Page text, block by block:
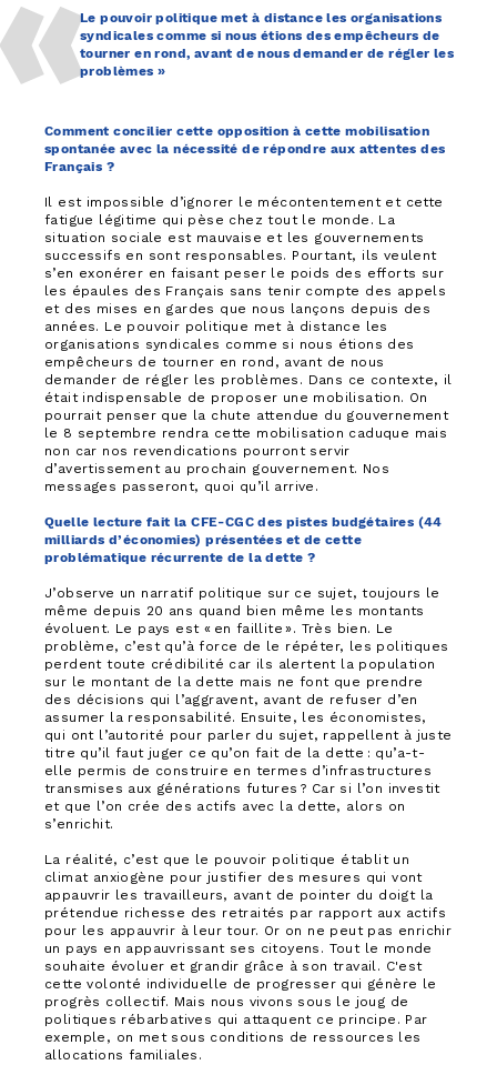
Le pouvoir politique met à distance les organisations
syndicales comme si nous étions des empêcheurs de
tourner en rond, avant de nous demander de régler les
problèmes »
Comment concilier cette opposition à cette mobilisation
spontanée avec la nécessité de répondre aux attentes des
Français ?
Il est impossible d’ignorer le mécontentement et cette
fatigue légitime qui pèse chez tout le monde. La
situation sociale est mauvaise et les gouvernements
successifs en sont responsables. Pourtant, ils veulent
s’en exonérer en faisant peser le poids des efforts sur
les épaules des Français sans tenir compte des appels
et des mises en gardes que nous lançons depuis des
années. Le pouvoir politique met à distance les
organisations syndicales comme si nous étions des
empêcheurs de tourner en rond, avant de nous
demander de régler les problèmes. Dans ce contexte, il
était indispensable de proposer une mobilisation. On
pourrait penser que la chute attendue du gouvernement
le 8 septembre rendra cette mobilisation caduque mais
non car nos revendications pourront servir
d’avertissement au prochain gouvernement. Nos
messages passeront, quoi qu’il arrive.
Quelle lecture fait la CFE-CGC des pistes budgétaires (44
milliards d’économies) présentées et de cette
problématique récurrente de la dette ?
J’observe un narratif politique sur ce sujet, toujours le
même depuis 20 ans quand bien même les montants
évoluent. Le pays est « en faillite ». Très bien. Le
problème, c’est qu’à force de le répéter, les politiques
perdent toute crédibilité car ils alertent la population
sur le montant de la dette mais ne font que prendre
des décisions qui l’aggravent, avant de refuser d’en
assumer la responsabilité. Ensuite, les économistes,
qui ont l’autorité pour parler du sujet, rappellent à juste
titre qu’il faut juger ce qu’on fait de la dette : qu’a-t-
elle permis de construire en termes d’infrastructures
transmises aux générations futures ? Car si l’on investit
et que l’on crée des actifs avec la dette, alors on
s’enrichit.
La réalité, c’est que le pouvoir politique établit un
climat anxiogène pour justifier des mesures qui vont
appauvrir les travailleurs, avant de pointer du doigt la
prétendue richesse des retraités par rapport aux actifs
pour les appauvrir à leur tour. Or on ne peut pas enrichir
un pays en appauvrissant ses citoyens. Tout le monde
souhaite évoluer et grandir grâce à son travail. C'est
cette volonté individuelle de progresser qui génère le
progrès collectif. Mais nous vivons sous le joug de
politiques rébarbatives qui attaquent ce principe. Par
exemple, on met sous conditions de ressources les
allocations familiales.